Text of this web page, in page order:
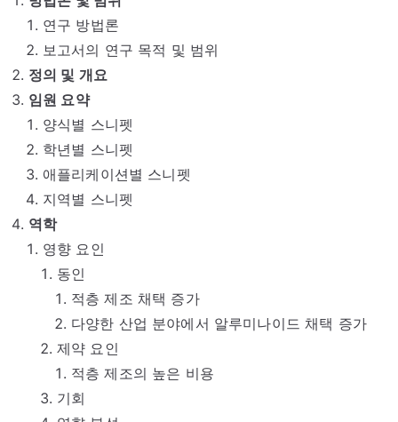
연구 방법론
보고서의 연구 목적 및 범위
정의 및 개요
임원 요약
양식별 스니펫
학년별 스니펫
애플리케이션별 스니펫
지역별 스니펫
역학
영향 요인
동인
적층 제조 채택 증가
다양한 산업 분야에서 알루미나이드 채택 증가
제약 요인
적층 제조의 높은 비용
기회